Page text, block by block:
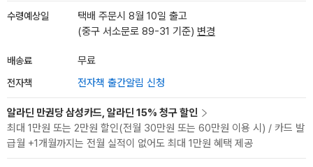
수령예상일
택배 주문시 8월 10일 출고
(중구 서소문로 89-31 기준) 변경
배송료 무료
전자책 전자책 출간알림 신청
알라딘 만권당 삼성카드, 알라딘 15% 청구 할인
최대 1만원 또는 2만원 할인(전월 30만원 또는 60만원 이용 시) / 카드 발
급월 +1개월까지는 전월 실적이 없어도 최대 1만원 혜택 제공